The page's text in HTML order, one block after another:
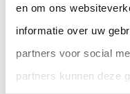
en om ons
informatie over uw
partners voor social
partners kunnen deze